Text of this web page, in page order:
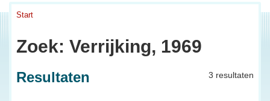
Start
Zoek: Verrijking, 1969
3 resultaten
Resultaten